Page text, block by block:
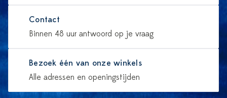
Contact
Binnen 48 uur antwoord op je vraag
Bezoek één van onze winkels
Alle adressen en openingstijden